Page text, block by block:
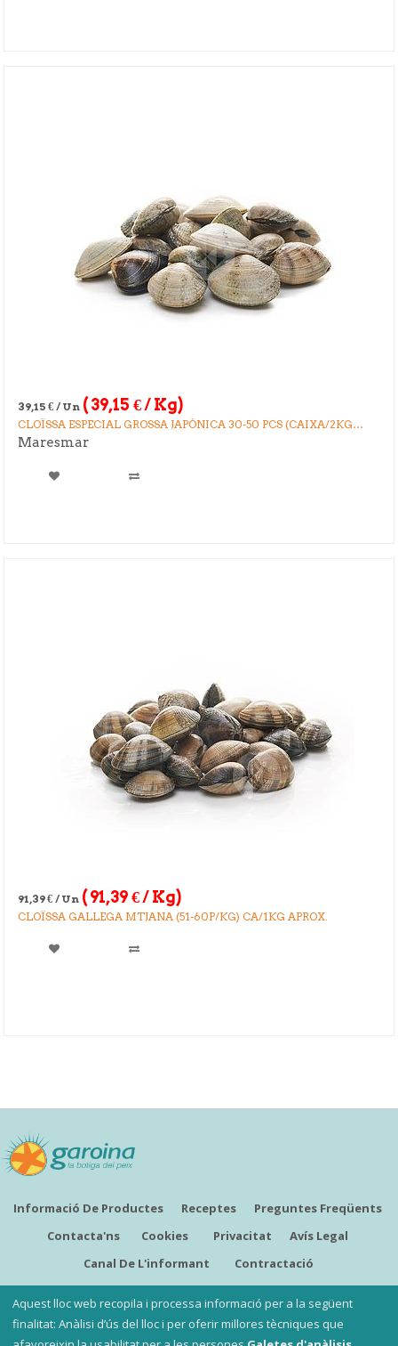
39,15 € / Un (39,15 €/ Kg)
CLOÏSSA ESPECIAL GROSSA JAPÒNICA 30-50 PCS (CAIXA/2KG
APROX)
Maresmar
91,39€ / Un (91,39€/ Kg)
CLOÏSSA GALLEGA MTJANA (51-60P/KG) CA/1KG APROX.
Informació De Productes Receptes
Preguntes Freqüents
Contacta'ns
Cookies Privacitat
Avís Legal
Canal De L'informant
Contractació
Aquest lloc web recopila i processa informació per a la següent
finalitat: Anàlisi d’ús del lloc i per oferir millores tècniques que